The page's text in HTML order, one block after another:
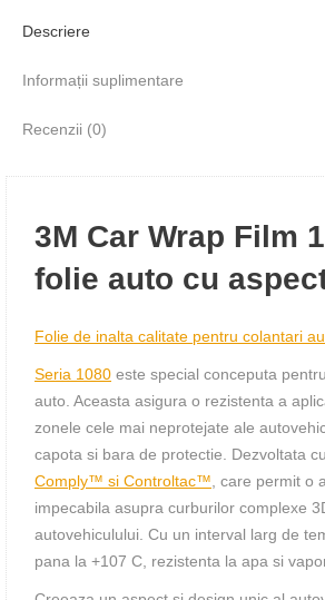
Descriere
Informații suplimentare
Recenzii (0)
3M Car Wrap Film
folie auto cu
Folie de inalta calitate pentru colantari
Seria 1080 este special conceputa
auto. Aceasta asigura o rezistenta a
zonele cele mai neprotejate ale
capota si bara de protectie. Dezvoltata cu
Comply™ si Controltac™ , care permit o
impecabila asupra curburilor complexe
autovehiculului. Cu un interval larg de
pana la +107 C, rezistenta la apa si